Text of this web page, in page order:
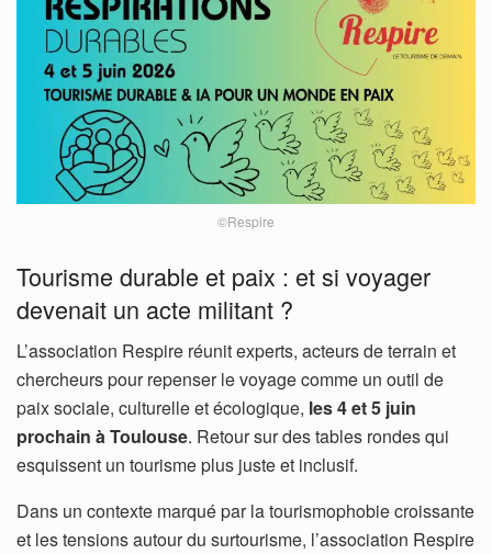
©Respire
Tourisme durable et paix : et si voyager
devenait un acte militant ?
L’association Respire réunit experts, acteurs de terrain et
chercheurs pour repenser le voyage comme un outil de
paix sociale, culturelle et écologique, les 4 et 5 juin
prochain à Toulouse. Retour sur des tables rondes qui
esquissent un tourisme plus juste et inclusif.
Dans un contexte marqué par la tourismophobie croissante
et les tensions autour du surtourisme, l’association Respire